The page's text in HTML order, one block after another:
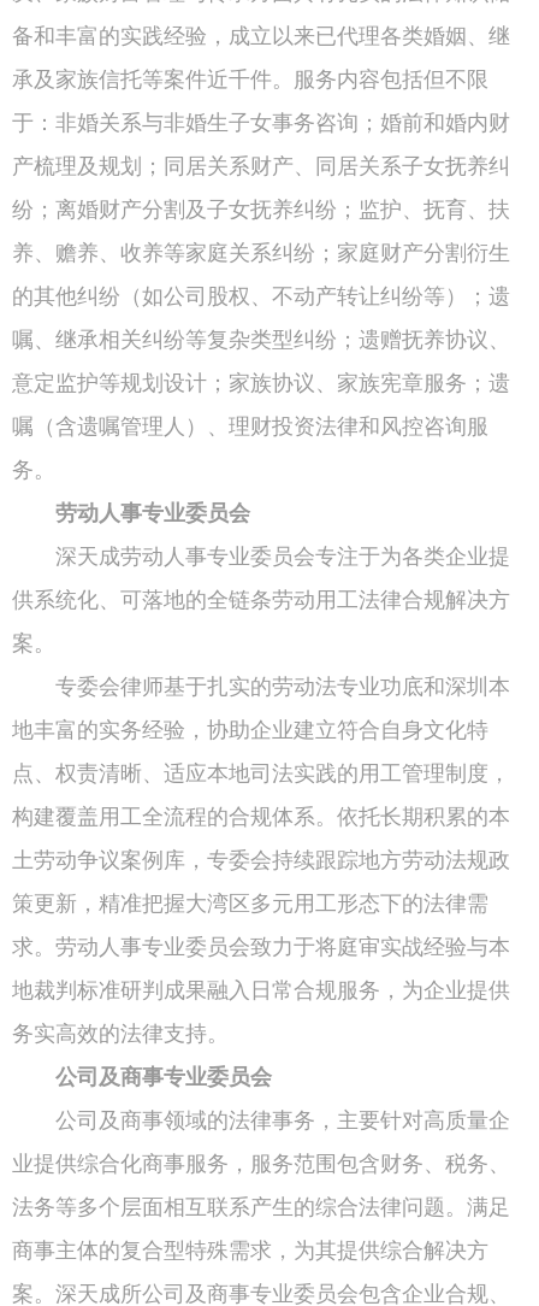
备和丰富的实践经验，成立以来已代理各类婚姻、继
承及家族信托等案件近千件。服务内容包括但不限
于：非婚关系与非婚生子女事务咨询；婚前和婚内财
产梳理及规划；同居关系财产、同居关系子女抚养纠
纷；离婚财产分割及子女抚养纠纷；监护、抚育、扶
养、赡养、收养等家庭关系纠纷；家庭财产分割衍生
的其他纠纷（如公司股权、不动产转让纠纷等）；遗
嘱、继承相关纠纷等复杂类型纠纷；遗赠抚养协议、
意定监护等规划设计；家族协议、家族宪章服务；遗
嘱（含遗嘱管理人）、理财投资法律和风控咨询服
务。
劳动人事专业委员会
深天成劳动人事专业委员会专注于为各类企业提
供系统化、可落地的全链条劳动用工法律合规解决方
案。
专委会律师基于扎实的劳动法专业功底和深圳本
地丰富的实务经验，协助企业建立符合自身文化特
点、权责清晰、适应本地司法实践的用工管理制度，
构建覆盖用工全流程的合规体系。依托长期积累的本
土劳动争议案例库，专委会持续跟踪地方劳动法规政
策更新，精准把握大湾区多元用工形态下的法律需
求。劳动人事专业委员会致力于将庭审实战经验与本
地裁判标准研判成果融入日常合规服务，为企业提供
务实高效的法律支持。
公司及商事专业委员会
公司及商事领域的法律事务，主要针对高质量企
业提供综合化商事服务，服务范围包含财务、税务、
法务等多个层面相互联系产生的综合法律问题。满足
商事主体的复合型特殊需求，为其提供综合解决方
案。深天成所公司及商事专业委员会包含企业合规、